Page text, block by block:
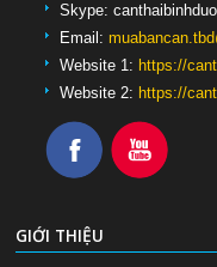
Skype:
Email:
Website 1: https://
Website 2: https://
GIỚI THIỆU